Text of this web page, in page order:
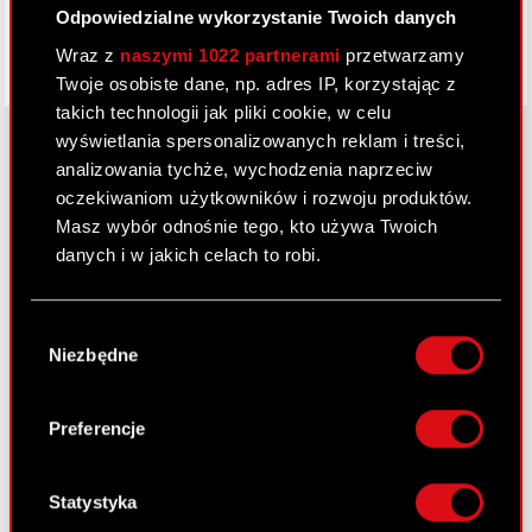
Odpowiedzialne wykorzystanie Twoich danych
Wraz z naszymi 1022 partnerami przetwarzamy
Twoje osobiste dane, np. adres IP, korzystając z
takich technologii jak pliki cookie, w celu
wyświetlania spersonalizowanych reklam i treści,
analizowania tychże, wychodzenia naprzeciw
oczekiwaniom użytkowników i rozwoju produktów.
Masz wybór odnośnie tego, kto używa Twoich
danych i w jakich celach to robi.
Gromadzić dane dotyczące Twojej
lokalizacji geograficznej z dokładnością nawet
Identyfikować Twoje urządzenie, aktywnie
analizując charakteryzującego je zbiory
palca)
zgody
Niezbędne
Preferencje
Statystyka
O CD PROJEKT
Grupa Kapitałowa
Nasz biznes
Inwestorzy
Media